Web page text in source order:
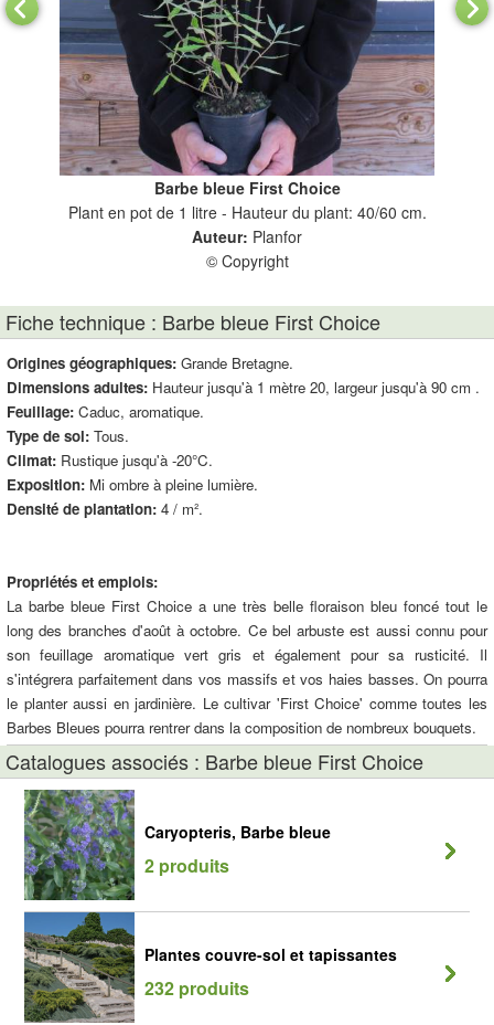
Barbe bleue First Choice
Plant en pot de 1 litre - Hauteur du plant: 40/60 cm.
Auteur: Planfor
© Copyright
Fiche technique : Barbe bleue First Choice
Origines géographiques: Grande Bretagne.
Dimensions adultes: Hauteur jusqu'à 1 mètre 20, largeur jusqu'à 90 cm .
Feuillage: Caduc, aromatique.
Type de sol: Tous.
Climat: Rustique jusqu'à -20°C.
Exposition: Mi ombre à pleine lumière.
Densité de plantation: 4 / m².
Propriétés et emplois:
La barbe bleue First Choice a une très belle floraison bleu foncé tout le
long des branches d'août à octobre. Ce bel arbuste est aussi connu pour
son feuillage aromatique vert gris et également pour sa rusticité. Il
s'intégrera parfaitement dans vos massifs et vos haies basses. On pourra
le planter aussi en jardinière. Le cultivar 'First Choice' comme toutes les
Barbes Bleues pourra rentrer dans la composition de nombreux bouquets.
Catalogues associés : Barbe bleue First Choice
Caryopteris, Barbe bleue
2 produits
Plantes couvre-sol et tapissantes
232 produits